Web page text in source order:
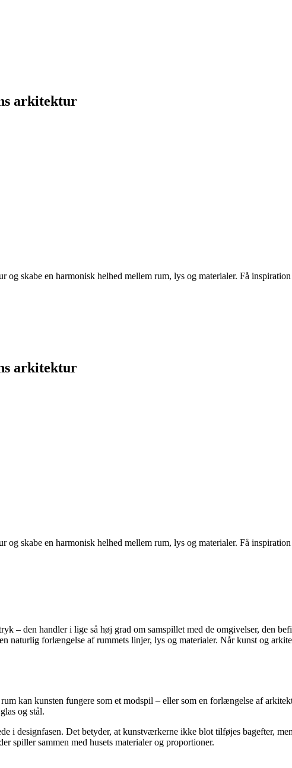
arkitektur
skabe en harmonisk helhed mellem rum, lys og materialer. Få
arkitektur
skabe en harmonisk helhed mellem rum, lys og materialer. Få
– den handler i lige så høj grad om samspillet med de omgivelser, den
forlængelse af rummets linjer, lys og materialer. Når kunst og
kan kunsten fungere som et modspil – eller som en forlængelse af
og stål.
i designfasen. Det betyder, at kunstværkerne ikke blot tilføjes bagefter,
spiller sammen med husets materialer og proportioner.